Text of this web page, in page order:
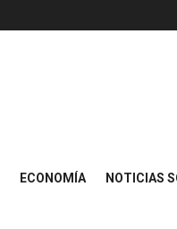
ECONOMÍA NOTICIAS